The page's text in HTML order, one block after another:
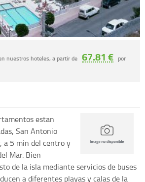
nuestros hoteles, a partir de 67.81 € por
estan
San Antonio
a 5 min del centro y
Mar. Bien
de la isla mediante servicios de buses
a diferentes playas y calas de la